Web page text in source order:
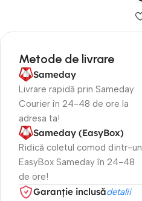
Metode de livrare
Sameday
Livrare rapidă prin Sameday
Courier în 24-48 de ore la
adresa ta!
Sameday (EasyBox)
Ridică coletul comod dintr-un
EasyBox Sameday în 24-48
de ore!
Garanție inclusădetalii